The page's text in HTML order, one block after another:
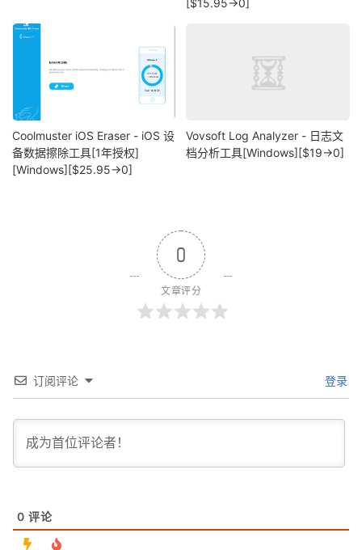
[$15.95→0]
Coolmuster iOS Eraser - iOS 设
备数据擦除工具[1年授权]
[Windows][$25.95→0]
Vovsoft Log Analyzer - 日志文
档分析工具[Windows][$19→0]
0
文章评分
订阅评论 登录
0 评论